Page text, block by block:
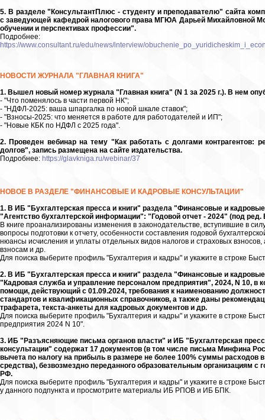
5. В разделе "КонсультантПлюс - студенту и преподавателю" сайта
с заведующей кафедрой налогового права МГЮА Дарьей Михайловной
обучении и перспективах профессии".
Подробнее:
https://www.consultant.ru/edu/news/interview/
НОВОСТИ ЖУРНАЛА "ГЛАВНАЯ КНИГА"
1. Вышел новый номер журнала "Главная книга" (N 1 за 2025 г.). В нем
- "Что поменялось в части первой НК";
- "НДФЛ-2025: ваша шпаргалка по новой шкале ставок";
- "Взносы-2025: что меняется в работе для работодателей и ИП";
- "Новые КБК по НДФЛ с 2025 года".
2. Проведен вебинар на тему "Как работать с долгами контрагентов:
долгов", запись размещена на сайте издательства.
Подробнее: https://glavkniga.ru/webinar/37
НОВОЕ В РАЗДЕЛЕ "ФИНАНСОВЫЕ И КАДРОВЫЕ КОНСУЛЬТАЦИИ"
1. В ИБ "Бухгалтерская пресса и книги" раздела "Финансовые и
"Агентство бухгалтерской информации": "Годовой отчет - 2024" (под
В книге проанализированы изменения в законодательстве, вступившие в
вопросы подготовки к отчету, особенности составления годовой
нюансы исчисления и уплаты отдельных видов налогов и страховых
взносам и др.
Для поиска выберите профиль "Бухгалтерия и кадры" и укажите в строке
2. В ИБ "Бухгалтерская пресса и книги" раздела "Финансовые и
"Кадровая служба и управление персоналом предприятия", 2024, N 10, в
помощи, действующий с 01.09.2024, требования к наименованию
стандартов и квалификационных справочников, а также даны
трафарета, текста-анкеты для кадровых документов и др.
Для поиска выберите профиль "Бухгалтерия и кадры" и укажите в строке
предприятия 2024 N 10".
3. ИБ "Разъясняющие письма органов власти" и ИБ "Бухгалтерская
консультации" содержат 17 документов (в том числе письма Минфина
вычета по налогу на прибыль в размере не более 100% суммы
средства), безвозмездно переданного образовательным организациям с
РФ.
Для поиска выберите профиль "Бухгалтерия и кадры" и укажите в строке
у данного подпункта и просмотрите материалы ИБ РПОВ и ИБ БПК.